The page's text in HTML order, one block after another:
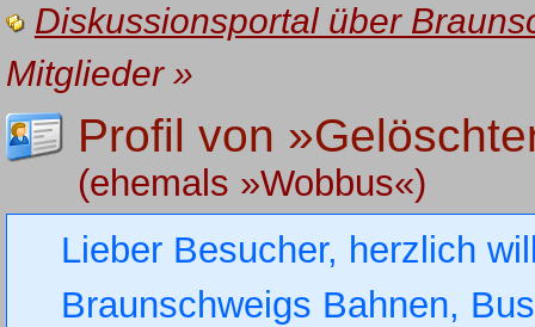
Diskussionsportal über
Mitglieder»
Profil von
(ehemals »Wobbus«)
Lieber Besucher, herzlich
Braunschweigs Bahnen,